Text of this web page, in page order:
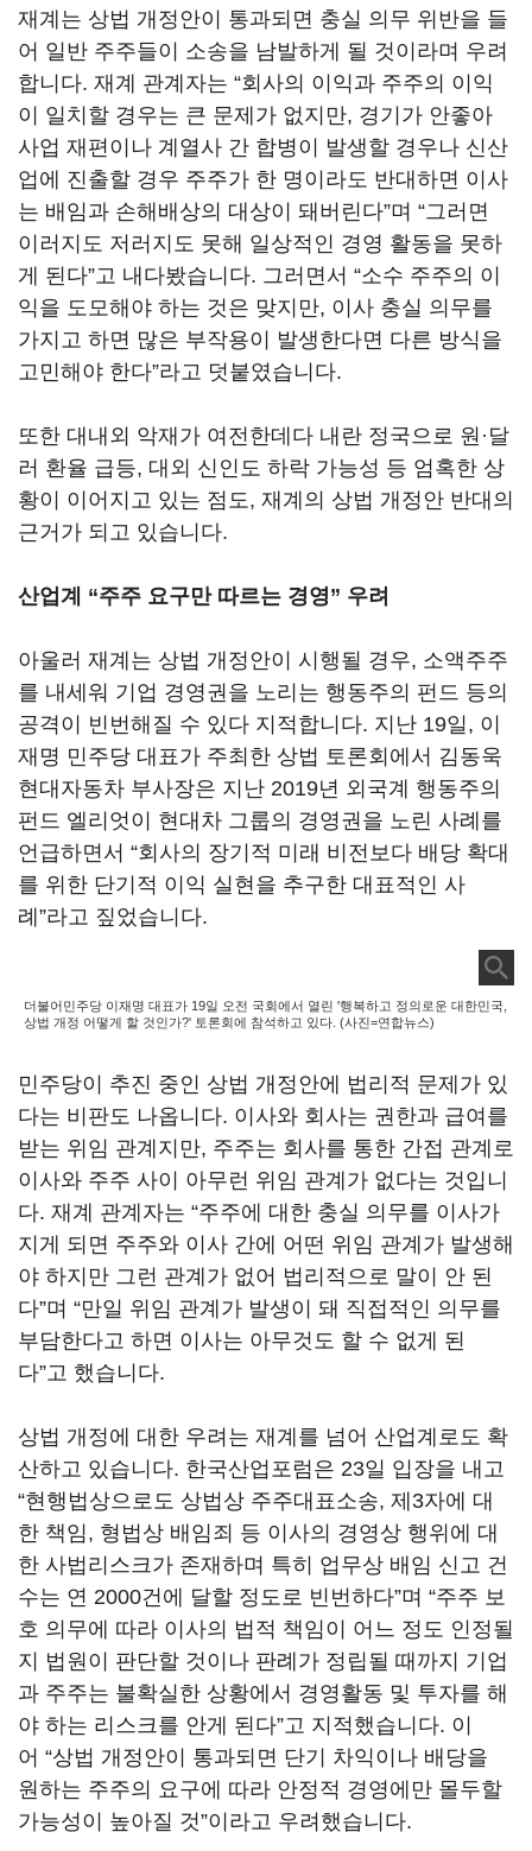
재계는 상법 개정안이 통과되면 충실 의무 위반을 들
어 일반 주주들이 소송을 남발하게 될 것이라며 우려
합니다. 재계 관계자는 “회사의 이익과 주주의 이익
이 일치할 경우는 큰 문제가 없지만, 경기가 안좋아
사업 재편이나 계열사 간 합병이 발생할 경우나 신산
업에 진출할 경우 주주가 한 명이라도 반대하면 이사
는 배임과 손해배상의 대상이 돼버린다”며 “그러면
이러지도 저러지도 못해 일상적인 경영 활동을 못하
게 된다”고 내다봤습니다. 그러면서 “소수 주주의 이
익을 도모해야 하는 것은 맞지만, 이사 충실 의무를
가지고 하면 많은 부작용이 발생한다면 다른 방식을
고민해야 한다”라고 덧붙였습니다.
또한 대내외 악재가 여전한데다 내란 정국으로 원·달
러 환율 급등, 대외 신인도 하락 가능성 등 엄혹한 상
황이 이어지고 있는 점도, 재계의 상법 개정안 반대의
근거가 되고 있습니다.
산업계 “주주 요구만 따르는 경영” 우려
아울러 재계는 상법 개정안이 시행될 경우, 소액주주
를 내세워 기업 경영권을 노리는 행동주의 펀드 등의
공격이 빈번해질 수 있다 지적합니다. 지난 19일, 이
재명 민주당 대표가 주최한 상법 토론회에서 김동욱
현대자동차 부사장은 지난 2019년 외국계 행동주의
펀드 엘리엇이 현대차 그룹의 경영권을 노린 사례를
언급하면서 “회사의 장기적 미래 비전보다 배당 확대
를 위한 단기적 이익 실현을 추구한 대표적인 사
례 ”라고 짚었습니다.
더불어민주당 이재명 대표가 19일 오전 국회에서 열린 '행복하고 정의로운 대한민국,
상법 개정 어떻게 할 것인가?' 토론회에 참석하고 있다. (사진=연합뉴스)
민주당이 추진 중인 상법 개정안에 법리적 문제가 있
다는 비판도 나옵니다. 이사와 회사는 권한과 급여를
받는 위임 관계지만, 주주는 회사를 통한 간접 관계로
이사와 주주 사이 아무런 위임 관계가 없다는 것입니
다. 재계 관계자는 “주주에 대한 충실 의무를 이사가
지게 되면 주주와 이사 간에 어떤 위임 관계가 발생해
야 하지만 그런 관계가 없어 법리적으로 말이 안 된
다”며 “만일 위임 관계가 발생이 돼 직접적인 의무를
부담한다고 하면 이사는 아무것도 할 수 없게 된
다”고 했습니다.
상법 개정에 대한 우려는 재계를 넘어 산업계로도 확
산하고 있습니다. 한국산업포럼은 23일 입장을 내고
“현행법상으로도 상법상 주주대표소송, 제 3자에 대
한 책임, 형법상 배임죄 등 이사의 경영상 행위에 대
한 사법리스크가 존재하며 특히 업무상 배임 신고 건
수는 연 2000건에 달할 정도로 빈번하다”며 “주주 보
호 의무에 따라 이사의 법적 책임이 어느 정도 인정될
지 법원이 판단할 것이나 판례가 정립될 때까지 기업
과 주주는 불확실한 상황에서 경영활동 및 투자를 해
야 하는 리스크를 안게 된다”고 지적했습니다. 이
어 “상법 개정안이 통과되면 단기 차익이나 배당을
원하는 주주의 요구에 따라 안정적 경영에만 몰두할
가능성이 높아질 것”이라고 우려했습니다.